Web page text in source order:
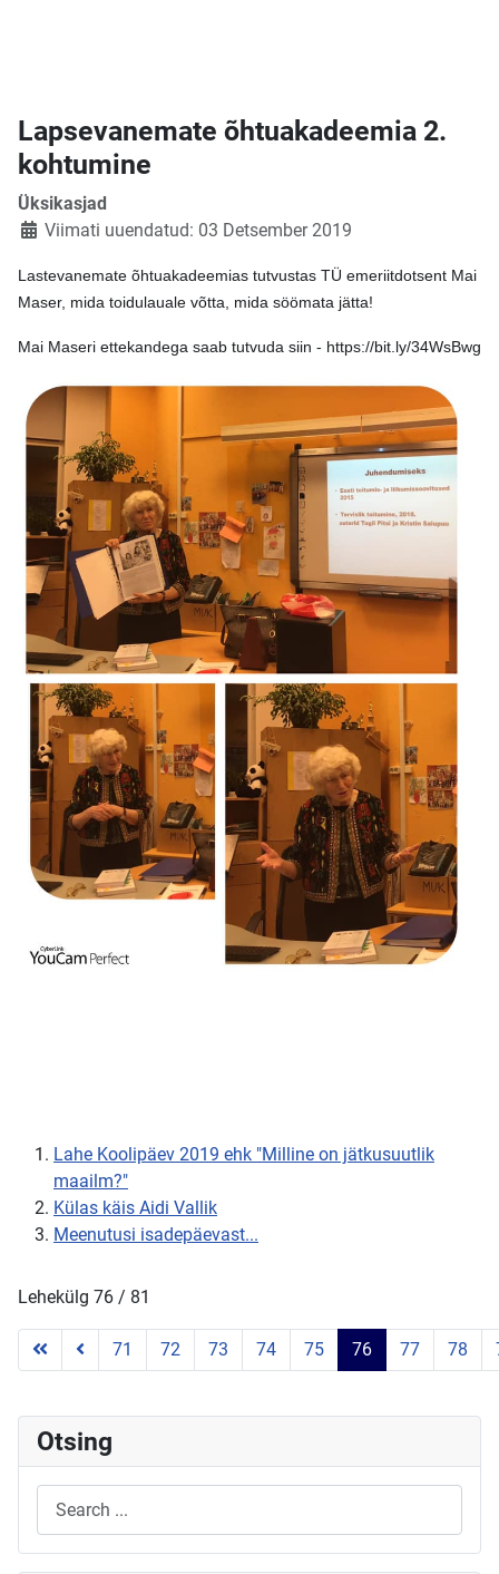
Lapsevanemate õhtuakadeemia 2.
kohtumine
Üksikasjad
Viimati uuendatud: 03 Detsember 2019
Lastevanemate õhtuakadeemias tutvustas TÜ emeriitdotsent Mai
Maser, mida toidulauale võtta, mida söömata jätta!
Mai Maseri ettekandega saab tutvuda siin - https://bit.ly/34WsBwg
Lahe Koolipäev 2019 ehk "Milline on jätkusuutlik
maailm?"
Külas käis Aidi Vallik
Meenutusi isadepäevast...
Lehekülg 76 / 81
71 72 73 74 75 76 77 78
Otsing